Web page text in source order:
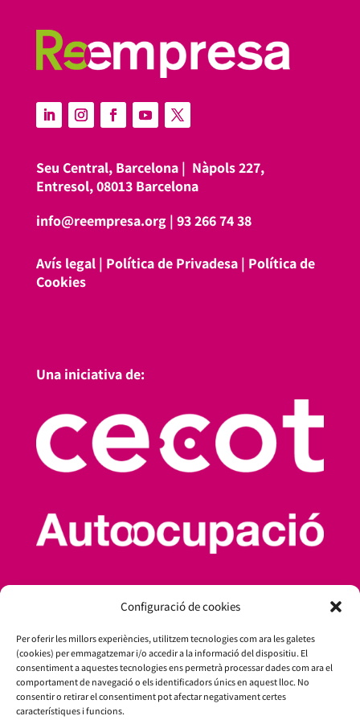
Configuració de cookies
Per oferir les millors experiències, utilitzem tecnologies com ara les galetes
(cookies) per emmagatzemar i/o accedir a la informació del dispositiu. El
consentiment a aquestes tecnologies ens permetrà processar dades com ara el
comportament de navegació o els identificadors únics en aquest lloc. No
consentir o retirar el consentiment pot afectar negativament certes
característiques i funcions.
Seu Central, Barcelona | Nàpols 227,
Entresol, 08013 Barcelona
info@reempresa.org| 93 266 74 38
Avís legal| Política de Privadesa| Política de
Cookies
Una iniciativa de:
Amb el suport de: